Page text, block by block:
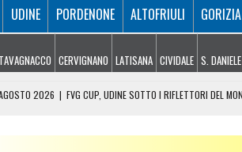
UDINE PORDENONE ALTOFRIULI GORIZIA
TAVAGNACCO CERVIGNANO LATISANA CIVIDALE S. DANIELE
2026 | FVG CUP, UDINE SOTTO I RIFLETTORI DEL